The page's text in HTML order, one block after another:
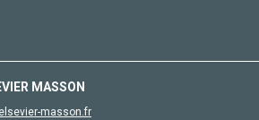
MASSON
masson.fr